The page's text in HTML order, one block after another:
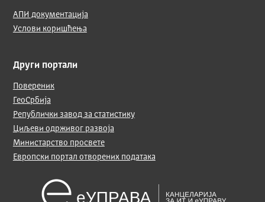
АПИ документација
Услови коришћења
Други портали
Повереник
ГеоСрбија
Републички завод за статистику
Циљеви одрживог развоја
Министарство просвете
Европски портал отворених података